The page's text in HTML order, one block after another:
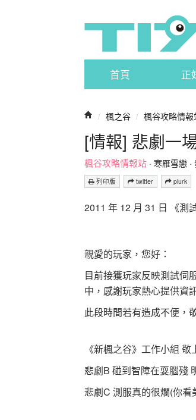
首頁 正
/ 楓之谷 / 楓谷攻略情報
[情報] 悲劇一
楓谷攻略情報站 · 寒雁雪戀
列印版 twitter plurk
2011 年 12 月 31 日 《測
親愛的玩家，您好：
目前接獲玩家反映測試伺
中，感謝玩家熱心提供資
此段時間若有造成不便，
《新楓之谷》工作小組
悲劇B 碰到智障在耍腦殘
悲劇C 測服真的很爛(你